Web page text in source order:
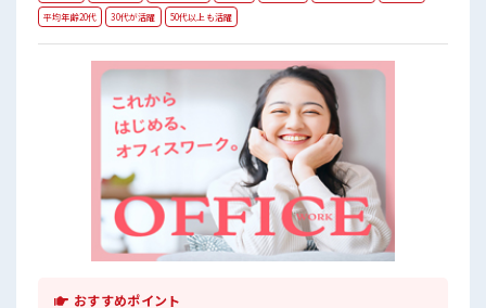
平均年齢20代
30代が活躍 50代以上も活躍
おすすめポイント